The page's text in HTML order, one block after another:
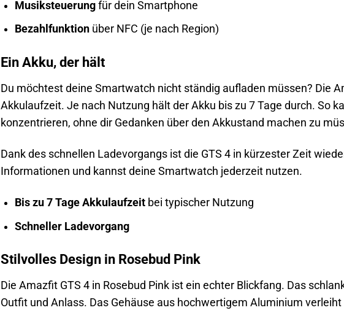
Musiksteuerungfür dein Smartphone
Bezahlfunktionüber NFC (je nach Region)
Ein Akku, der hält
Du möchtest deine Smartwatch nicht ständig aufladen müssen? Die
Akkulaufzeit. Je nach Nutzung hält der Akku bis zu 7 Tage durch. So
konzentrieren, ohne dir Gedanken über den Akkustand machen zu
Dank des schnellen Ladevorgangs ist die GTS 4 in kürzester Zeit
Informationen und kannst deine Smartwatch jederzeit nutzen.
Bis zu 7 Tage Akkulaufzeitbei typischer Nutzung
Schneller Ladevorgang
Stilvolles Design in Rosebud Pink
Die Amazfit GTS 4 in Rosebud Pink ist ein echter Blickfang. Das
Outfit und Anlass. Das Gehäuse aus hochwertigem Aluminium